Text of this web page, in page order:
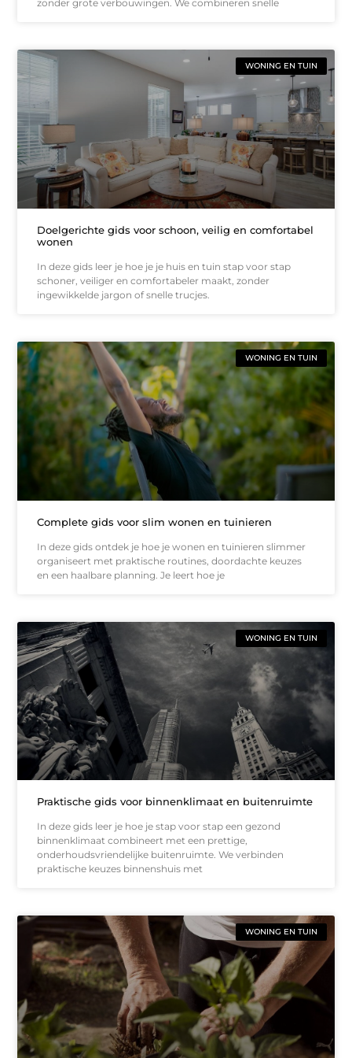
zonder grote verbouwingen. We combineren snelle
WONING EN TUIN
Doelgerichte gids voor schoon, veilig en comfortabel
wonen
In deze gids leer je hoe je je huis en tuin stap voor stap
schoner, veiliger en comfortabeler maakt, zonder
ingewikkelde jargon of snelle trucjes.
WONING EN TUIN
Complete gids voor slim wonen en tuinieren
In deze gids ontdek je hoe je wonen en tuinieren slimmer
organiseert met praktische routines, doordachte keuzes
en een haalbare planning. Je leert hoe je
WONING EN TUIN
Praktische gids voor binnenklimaat en buitenruimte
In deze gids leer je hoe je stap voor stap een gezond
binnenklimaat combineert met een prettige,
onderhoudsvriendelijke buitenruimte. We verbinden
praktische keuzes binnenshuis met
WONING EN TUIN